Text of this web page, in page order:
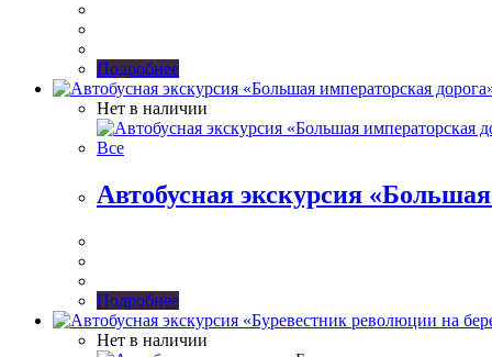
Подробнее
Нет в наличии
Все
Автобусная экскурсия
Подробнее
Нет в наличии